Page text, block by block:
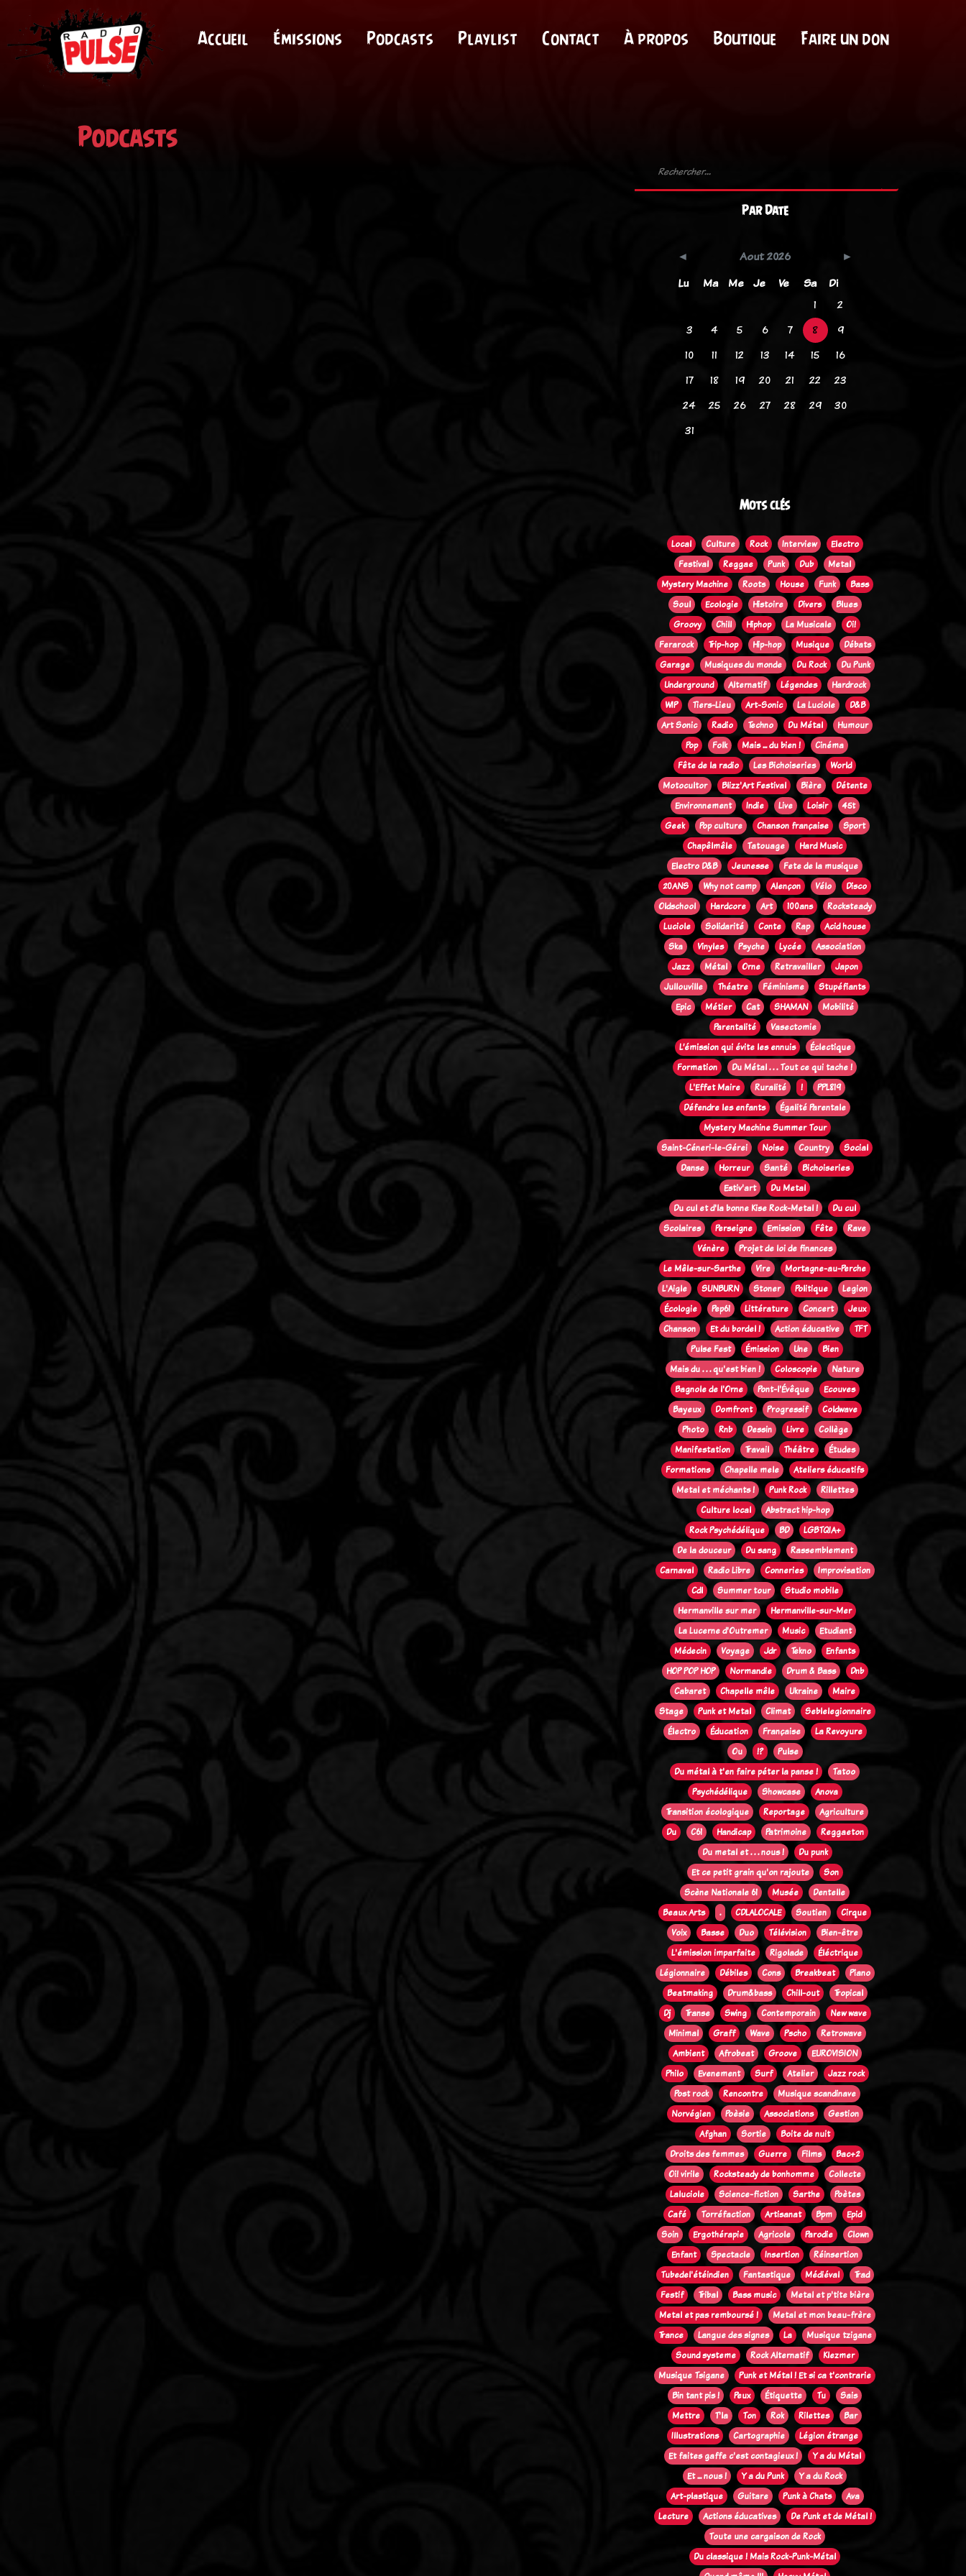
Accueil Émissions Podcasts Playlist Contact À propos Boutique Faire un don
Podcasts
Par Date
Aout 2026
Lu
Ma Me Je Ve Sa
Di
1
2
3
4 5 6 7 8
9
10
11 12 13 14 15
16
17
18 19 20 21 22
23
24
25 26 27 28 29
30
31
Mots clés
Local Culture Rock Interview
Electro
Festival
Reggae Punk Dub
Metal
Mystery Machine
Roots House Funk
Bass
Soul
Ecologie Histoire Divers
Blues
Groovy
Chill Hiphop La Musicale
Oi!
Ferarock
Trip-hop Hip-hop Musique
Débats
Garage
Musiques du monde Du Rock
Du Punk
Underground
Alternatif Légendes
Hardrock
WIP
Tiers-Lieu Art-Sonic La Luciole
D&B
Art Sonic
Radio Techno Du Métal
Humour
Pop
Folk Mais ... du bien !
Cinéma
Fête de la radio
Les Bichoiseries
World
Motocultor
Blizz'Art Festival Bière
Détente
Environnement
Indie Live Loisir
45t
Geek
Pop culture Chanson française
Sport
Chapêlmêle
Tatouage
Hard Music
Electro D&B
Jeunesse
Fete de la musique
20ANS
Why not camp Alençon Vélo
Disco
Oldschool
Hardcore Art 100ans
Rocksteady
Luciole
Solidarité Conte Rap
Acid house
Ska
Vinyles Psyche Lycée
Association
Jazz
Métal Orne Retravailler
Japon
Jullouville
Théatre Féminisme
Stupéfiants
Epic
Métier Cat SHAMAN
Mobilité
Parentalité
Vasectomie
L’émission qui évite les ennuis
Éclectique
Formation
Du Métal . . . Tout ce qui tache !
L'Effet Maire
Ruralité !
PPL819
Défendre les enfants
Égalité Parentale
Mystery Machine Summer Tour
Saint-Céneri-le-Gérei
Noise Country
Social
Danse
Horreur Santé
Bichoiseries
Estiv'art
Du Metal
Du cul et d'la bonne Kise Rock-Metal !
Du cul
Scolaires
Perseigne Emission Fête
Rave
Vénère
Projet de loi de finances
Le Mêle-sur-Sarthe
Vire
Mortagne-au-Perche
L'Aigle
SUNBURN Stoner Politique
Legion
Écologie
Pep61 Littérature Concert
Jeux
Chanson
Et du bordel ! Action éducative
TFT
Pulse Fest
Émission Une
Bien
Mais du . . . qu'est bien !
Coloscopie
Nature
Bagnole de l'Orne
Pont-l'Évêque
Ecouves
Bayeux
Domfront Progressif
Coldwave
Photo
Rnb Dessin Livre
Collège
Manifestation
Travail Théâtre
Études
Formations
Chapelle mele
Ateliers éducatifs
Metal et méchants !
Punk Rock
Rillettes
Culture local
Abstract hip-hop
Rock Psychédélique
BD
LGBTQIA+
De la douceur
Du sang
Rassemblement
Carnaval
Radio Libre Conneries
Improvisation
Cdl
Summer tour
Studio mobile
Hermanville sur mer
Hermanville-sur-Mer
La Lucerne d'Outremer
Music
Etudiant
Médecin
Voyage Jdr Tekno
Enfants
HOP POP HOP
Normandie Drum & Bass
Dnb
Cabaret
Chapelle mêle Ukraine
Maire
Stage
Punk et Metal Climat
Seblelegionnaire
Électro
Éducation Française
La Revoyure
Ou
!?
Pulse
Du métal à t'en faire péter la panse !
Tatoo
Psychédélique
Showcase
Anova
Transition écologique
Reportage
Agriculture
Du
C61 Handicap Patrimoine
Reggaeton
Du metal et . . . nous !
Du punk
Et ce petit grain qu'on rajoute
Son
Scène Nationale 61
Musée
Dentelle
Beaux Arts
. CDLALOCALE Soutien
Cirque
Voix
Basse Duo Télévision
Bien-être
L'émission imparfaite
Rigolade
Éléctrique
Légionnaire
Débiles Cons Breakbeat
Piano
Beatmaking
Drum&bass Chill-out
Tropical
Dj
Transe Swing Contemporain
New wave
Minimal
Graff Wave Pscho
Retrowave
Ambient
Afrobeat Groove
EUROVISION
Philo
Evenement Surf Atelier
Jazz rock
Post rock
Rencontre
Musique scandinave
Norvégien
Poèsie Associations
Gestion
Afghan
Sortie
Boite de nuit
Droits des femmes
Guerre Films
Bac+2
Oi! virile
Rocksteady de bonhomme
Collecte
Laluciole
Science-fiction Sarthe
Poètes
Café
Torréfaction Artisanat Bpm
Epid
Soin
Ergothérapie Agricole Parodie
Clown
Enfant
Spectacle Insertion
Réinsertion
Tubedel'étéindien
Fantastique Médiéval
Trad
Festif
Tribal Bass music
Metal et p'tite bière
Metal et pas remboursé !
Metal et mon beau-frère
Trance
Langue des signes La
Musique tzigane
Sound systeme
Rock Alternatif
Klezmer
Musique Tsigane
Punk et Métal ! Et si ca t'contrarie
Bin tant pis !
Peux Étiquette Tu
Sais
Mettre
T'la Ton Rok Rilettes
Bar
Illustrations
Cartographie
Légion étrange
Et faites gaffe c'est contagieux !
Y a du Métal
Et ... nous !
Y a du Punk
Y a du Rock
Art-plastique
Guitare Punk à Chats
Ava
Lecture
Actions éducatives
De Punk et de Métal !
Toute une cargaison de Rock
Du classique ! Mais Rock-Punk-Métal